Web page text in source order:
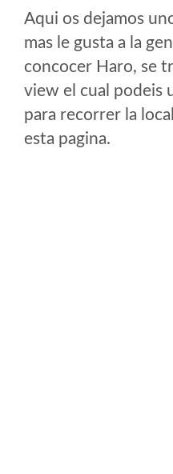
Aqui os dejamos
mas le gusta a la
concocer Haro, se
view el cual podeis
para recorrer la
esta pagina.